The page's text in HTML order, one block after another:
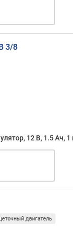
3/8
12 В, 1.5 Ач, 1
двигатель